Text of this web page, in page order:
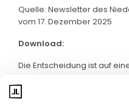
Quelle: Newsletter des
vom 17. Dezember 2025
Download:
Die Entscheidung ist auf